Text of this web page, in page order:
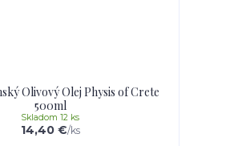
Olivový Olej Physis of Crete
500ml
14,40 €/ks
Skladom 12 ks